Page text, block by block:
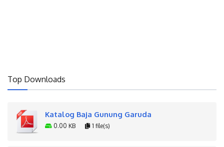
Top Downloads
Katalog Baja Gunung Garuda
0.00 KB 1 file(s)